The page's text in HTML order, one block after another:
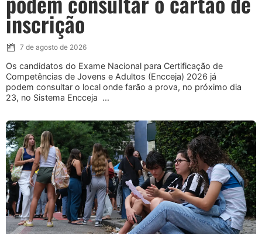
inscrição
7 de agosto de 2026
Os candidatos do Exame Nacional para Certificação de
Competências de Jovens e Adultos (Encceja) 2026 já
podem consultar o local onde farão a prova, no próximo dia
23, no Sistema Encceja ...